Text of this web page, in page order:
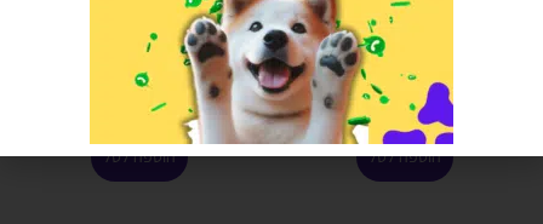
פרמיו חטיף כריות לחתול מסורס |
₪13.00
הוספה לסל
ויורה מזון יבש לכלב קטן כבש
הוליסטי 3 קג
הרוויחו 5.75 נקודות ⭐
115.00
הוספה לסל